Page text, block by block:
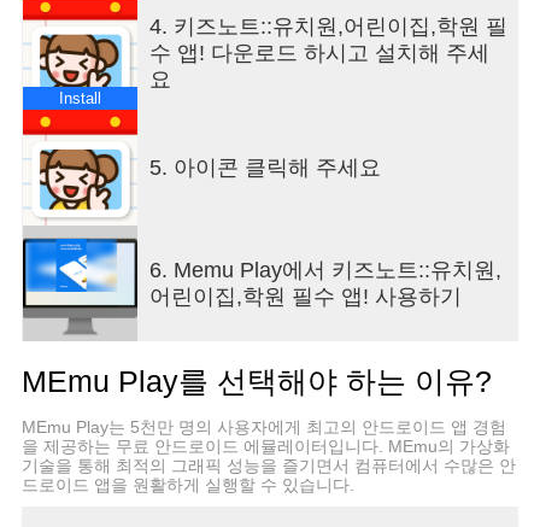
3. 더 궁금하신 사항은 고객센터(1644-6734) 혹은
카카오톡 ‘키즈노트’ 채널을 통해 상담하실 수 있어
요.
4. 만약 키즈노트를 쓰지 않는 원이라면? 원장님께
키즈노트 서비스에 대해 살짝~ 이야기해 주세요!
● 더 편리하고 더 똑똑해진, 키즈노트 기능
# 알림장
- 학부모와 1:1로 소통할 수 있어요.
- 맞춤법 검사부터 번역 기능까지 다문화 가정에서
- 공지사항 기능을 통해 중요한 소식을 한 번에 알릴
수 있어요
- 수신확인 기능이 있어 공지를 확인하지 않은 부모
Install
4. 키즈노트::유치원,어린이집,학원 필
수 앱! 다운로드 하시고 설치해 주세
요
5. 아이콘 클릭해 주세요
6. Memu Play에서 키즈노트::유치원,
어린이집,학원 필수 앱! 사용하기
MEmu Play를 선택해야 하는 이유?
MEmu Play는 5천만 명의 사용자에게 최고의 안드로이드 앱 경험
을 제공하는 무료 안드로이드 에뮬레이터입니다. MEmu의 가상화
기술을 통해 최적의 그래픽 성능을 즐기면서 컴퓨터에서 수많은 안
드로이드 앱을 원활하게 실행할 수 있습니다.